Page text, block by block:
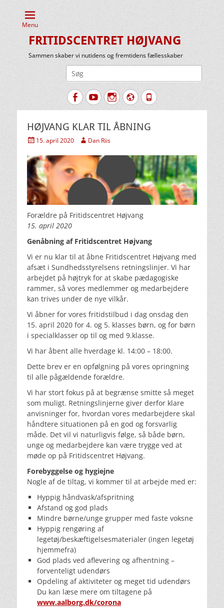
Menu
FRITIDSCENTRET HØJVANG
Sammen skaber vi nutidens og fremtidens fællesskaber
FacebookYouTubeInstagram
Website
Tlf.
HØJVANG KLAR TIL ÅBNING
Udgivet
15. april 2020 Forfatter
Dan Riis
Forældre på Fritidscentret Højvang
15. april 2020
Genåbning af Fritidscentret Højvang
Vi er nu klar til at åbne Fritidscentret Højvang med
afsæt i Sundhedsstyrelsens retningslinjer. Vi har
arbejdet på højtryk for at skabe pædagogiske
rammer, så vores medlemmer og medarbejdere
kan trives under de nye vilkår.
Vi åbner for vores fritidstilbud i dag onsdag den
15. april 2020 for 4. og 5. klasses børn, og for børn
i specialklasser op til og med 9.klasse.
Vi har åbent alle hverdage kl. 14:00 – 18:00.
Dette brev er en opfølgning på vores opringning
til alle pågældende forældre.
Vi har stort fokus på at begrænse smitte så meget
som muligt. Retningslinjerne giver derfor klare
anvisninger for, hvordan vores medarbejdere skal
håndtere situationen på en god og forsvarlig
måde. Det vil vi naturligvis følge, så både børn,
unge og medarbejdere kan være trygge ved at
møde op på Fritidscentret Højvang.
Forebyggelse og hygiejne
Nogle af de tiltag, vi kommer til at arbejde med er:
Hyppig håndvask/afspritning
Afstand og god plads
Mindre børne/unge grupper med faste voksne
Hyppig rengøring af
legetøj/beskæftigelsesmaterialer (ingen legetøj
hjemmefra)
God plads ved aflevering og afhentning –
forventeligt udendørs
Opdeling af aktiviteter og meget tid udendørs
Du kan læse mere om tiltagene på
www.aalborg.dk/corona